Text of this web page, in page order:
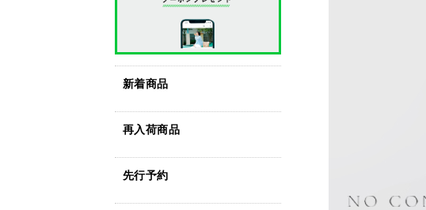
新着商品
再入荷商品
先行予約